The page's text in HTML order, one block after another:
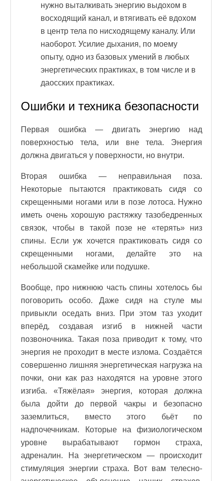
нужно выталкивать энергию выдохом в
восходящий канал, и втягивать её вдохом
в центр тела по нисходящему каналу. Или
наоборот. Усилие дыхания, по моему
опыту, одно из базовых умений в любых
энергетических практиках, в том числе и в
даосских практиках.
Ошибки и техника безопасности
Первая ошибка — двигать энергию над
поверхностью тела, или вне тела. Энергия
должна двигаться у поверхности, но внутри.
Вторая ошибка — неправильная поза.
Некоторые пытаются практиковать сидя со
скрещенными ногами или в позе лотоса. Нужно
иметь очень хорошую растяжку тазобедренных
связок, чтобы в такой позе не «терять» низ
спины. Если уж хочется практиковать сидя со
скрещенными ногами, делайте это на
небольшой скамейке или подушке.
Вообще, про нижнюю часть спины хотелось бы
поговорить особо. Даже сидя на стуле мы
привыкли оседать вниз. При этом таз уходит
вперёд, создавая изгиб в нижней части
позвоночника. Такая поза приводит к тому, что
энергия не проходит в месте излома. Создаётся
совершенно лишняя энергетическая нагрузка на
почки, они как раз находятся на уровне этого
изгиба. «Тяжёлая» энергия, которая должна
была дойти до первой чакры и безопасно
заземлиться, вместо этого бьёт по
надпочечникам. Которые на физиологическом
уровне вырабатывают гормон страха,
адреналин. На энергетическом — происходит
стимуляция энергии страха. Вот вам телесно-